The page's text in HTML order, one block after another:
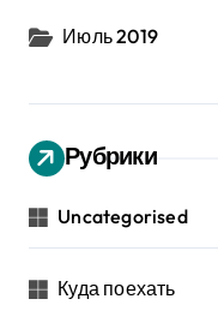
Июль 2019
Рубрики
Uncategorised
Куда поехать